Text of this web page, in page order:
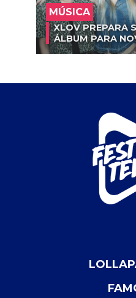
MÚSICA
XLOV PREPARA
ÁLBUM PARA